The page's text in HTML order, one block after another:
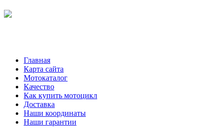
Главная
Карта сайта
Мотокаталог
Качество
Как купить мотоцикл
Доставка
Наши координаты
Наши гарантии